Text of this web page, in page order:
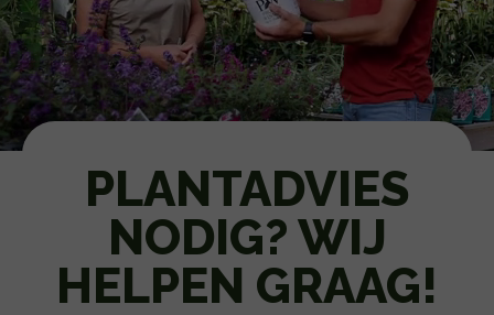
PLANTADVIES
NODIG? WIJ
HELPEN GRAAG!